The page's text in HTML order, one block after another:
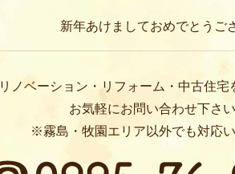
新年あけましておめでとうご
リノベーション・リフォーム・中古住宅
お気軽にお問い合わせ下さい
※霧島・牧園エリア以外でも対応